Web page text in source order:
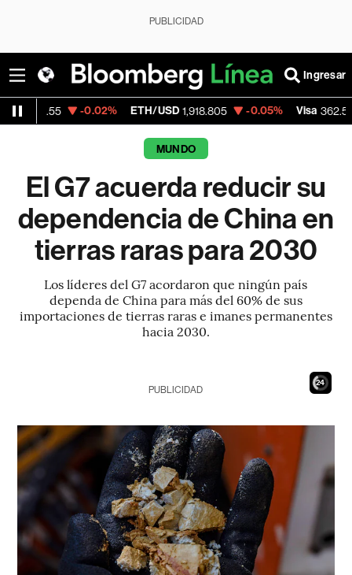
PUBLICIDAD
Ingresar
-0.02% ETH/USD 1,918.805 -0.05% Visa 362.50 -2.15%
MUNDO
El G7 acuerda reducir su
dependencia de China en
tierras raras para 2030
Los líderes del G7 acordaron que ningún país
dependa de China para más del 60% de sus
importaciones de tierras raras e imanes permanentes
hacia 2030.
22
PUBLICIDAD